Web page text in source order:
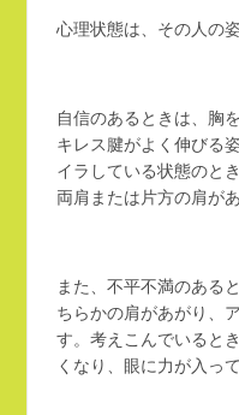
心理状態は、その人の
自信のあるときは、胸
キレス腱がよく伸びる
イラしている状態のと
両肩または片方の肩が
また、不平不満のある
ちらかの肩があがり、
す。考えこんでいると
くなり、眼に力が入っ